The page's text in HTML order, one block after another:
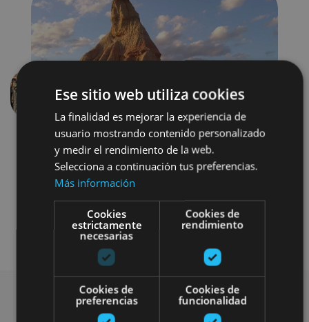
Previous
Bici Visitas guiadas
Ese sitio web utiliza cookies
La finalidad es mejorar la experiencia de
usuario mostrando contenido personalizado
y medir el rendimiento de la web.
Selecciona a continuación tus preferencias.
Más información
Cookies
estrictamente
necesarias
Cookies de
rendimiento
Cookies de
preferencias
Cookies de
funcionalidad